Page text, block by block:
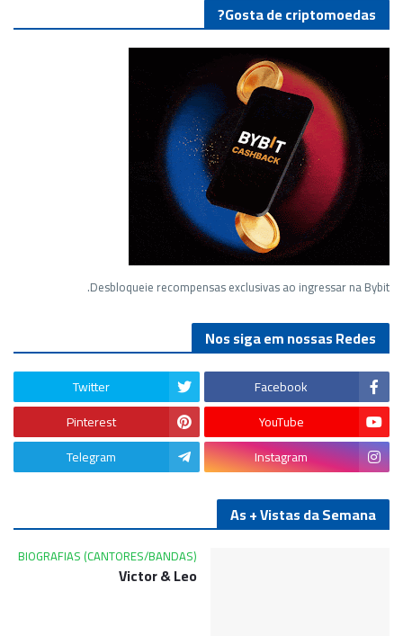
Gosta de criptomoedas?
Desbloqueie recompensas exclusivas ao ingressar na Bybit.
Nos siga em nossas Redes
Facebook
Twitter
YouTube
Pinterest
Instagram
Telegram
As + Vistas da Semana
BIOGRAFIAS (CANTORES/BANDAS)
Victor & Leo